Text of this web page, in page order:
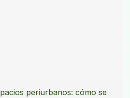
periurbanos: cómo se